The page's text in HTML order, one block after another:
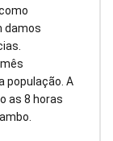
damos
população. A
as 8 horas